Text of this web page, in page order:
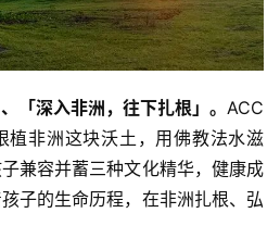
「深入非洲，往下扎根」。 ACC
植非洲这块沃土，用佛教法水滋
兼容并蓄三种文化精华，健康成
子的生命历程，在非洲扎根、弘